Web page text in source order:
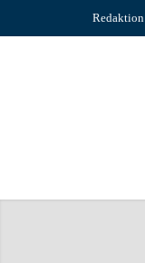
Redaktion